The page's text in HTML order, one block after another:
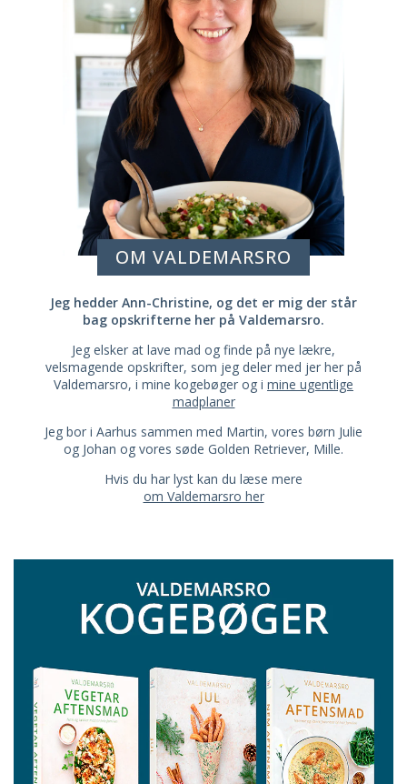
OM VALDEMARSRO
Jeg hedder Ann-Christine, og det er mig der står
bag opskrifterne her på Valdemarsro.
Jeg elsker at lave mad og finde på nye lækre,
velsmagende opskrifter, som jeg deler med jer her på
Valdemarsro, i mine kogebøger og i mine ugentlige
madplaner
Jeg bor i Aarhus sammen med Martin, vores børn Julie
og Johan og vores søde Golden Retriever, Mille.
Hvis du har lyst kan du læse mere
om Valdemarsro her